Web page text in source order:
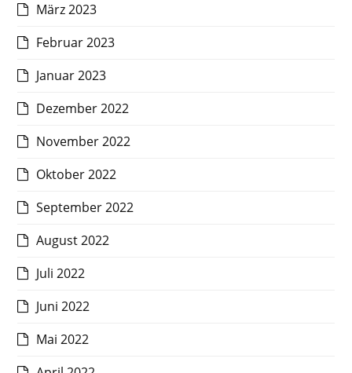
März 2023
Februar 2023
Januar 2023
Dezember 2022
November 2022
Oktober 2022
September 2022
August 2022
Juli 2022
Juni 2022
Mai 2022